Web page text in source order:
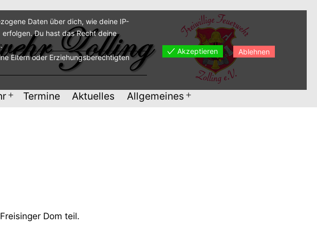
MenüTermine Aktuelles Allgemeines Menü
Dom teil.
Daten über dich, wie deine IP-
Du hast das Recht deine
Eltern oder Erziehungsberechtigten
Akzeptieren Ablehnen